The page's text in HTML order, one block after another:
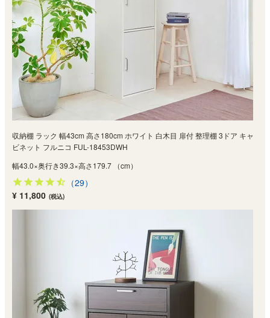
収納棚 ラック 幅43cm 高さ180cm ホワイト 白木目 扉付 整理棚 3ドア キャ
ビネット フルニコ FUL-18453DWH
幅43.0×奥行き39.3×高さ179.7 （cm）
（29）
¥ 11,800 (税込)